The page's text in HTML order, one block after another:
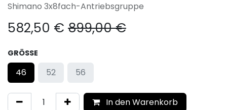
Shimano 3x8fach-Antriebsgruppe
582,50 € 899,00€
GRÖSSE
46 52 56
In den Warenkorb